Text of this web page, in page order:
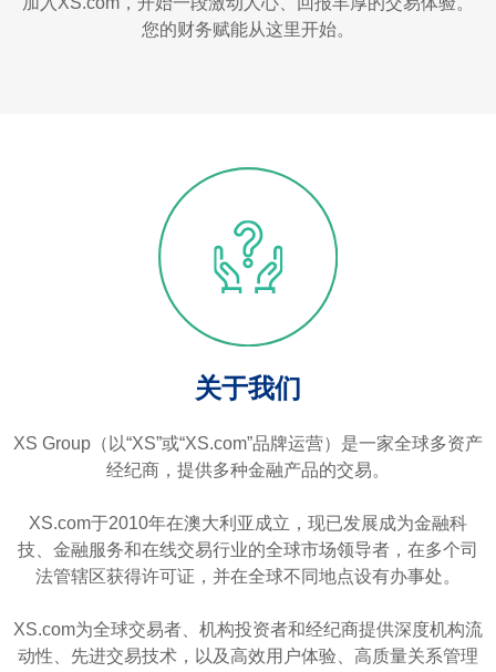
您的财务赋能从这里开始。
关于我们
XS Group（以“XS”或“XS.com”品牌运营）是一家全球多资产
经纪商，提供多种金融产品的交易。
XS.com于2010年在澳大利亚成立，现已发展成为金融科
技、金融服务和在线交易行业的全球市场领导者，在多个司
法管辖区获得许可证，并在全球不同地点设有办事处。
XS.com为全球交易者、机构投资者和经纪商提供深度机构流
动性、先进交易技术，以及高效用户体验、高质量关系管理